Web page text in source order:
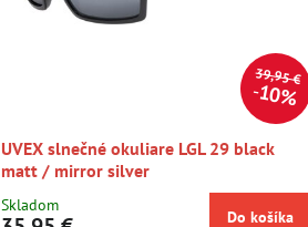
39,95 €
10%
UVEX slnečné okuliare LGL 29 black
matt / mirror silver
Skladom
Do košíka